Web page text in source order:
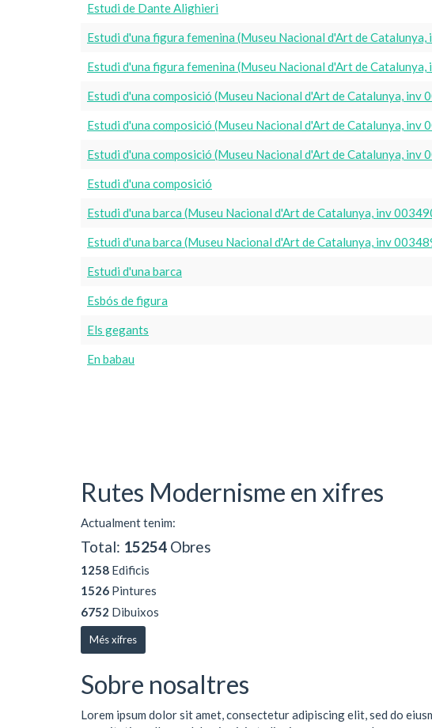
Estudi de Dante Alighieri
Estudi d'una figura femenina (Museu Nacional d'Art de
Estudi d'una figura femenina (Museu Nacional d'Art de
Estudi d'una composició (Museu Nacional d'Art de Catalunya, inv
Estudi d'una composició (Museu Nacional d'Art de Catalunya, inv
Estudi d'una composició (Museu Nacional d'Art de Catalunya, inv
Estudi d'una composició
Estudi d'una barca (Museu Nacional d'Art de Catalunya, inv
Estudi d'una barca (Museu Nacional d'Art de Catalunya, inv
Estudi d'una barca
Esbós de figura
Els gegants
En babau
Rutes Modernisme en xifres
Actualment tenim:
Total: 15254 Obres
1258 Edificis
1526 Pintures
6752 Dibuixos
Més xifres
Sobre nosaltres
Lorem ipsum dolor sit amet, consectetur adipiscing elit, sed do